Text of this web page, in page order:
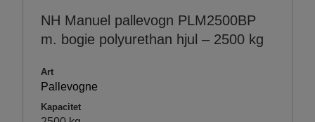
NH Manuel pallevogn PLM2500BP
m. bogie polyurethan hjul – 2500 kg
Art
Pallevogne
Kapacitet